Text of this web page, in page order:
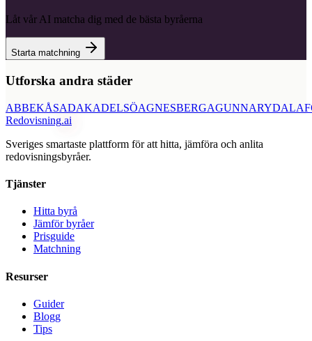
Låt vår AI matcha dig med de bästa byråerna
Starta matchning
Utforska andra städer
ABBEKÅSADAKADELSÖAGNESBERGAGUNNARYD
Redovisning.ai
Sveriges smartaste plattform för att hitta, jämföra och anlita
redovisningsbyråer.
Tjänster
Hitta byrå
Jämför byråer
Prisguide
Matchning
Resurser
Guider
Blogg
Tips